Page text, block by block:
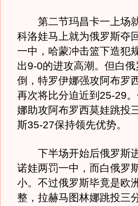
第二节玛昌卡一上场就
科洛娃马上就为俄罗斯夺
一中，哈蒙冲击篮下造犯
出9-0的进攻高潮。但白
倒，特罗伊娜强攻阿布罗
再次将比分迫近到25-29
娜助攻阿布罗西莫娃跳投
斯35-27保持领先优势。
下半场开始后俄罗斯进
诺娃两罚一中，而白俄罗
小。不过俄罗斯毕竟是欧
整，拉赫马图林娜跳投三